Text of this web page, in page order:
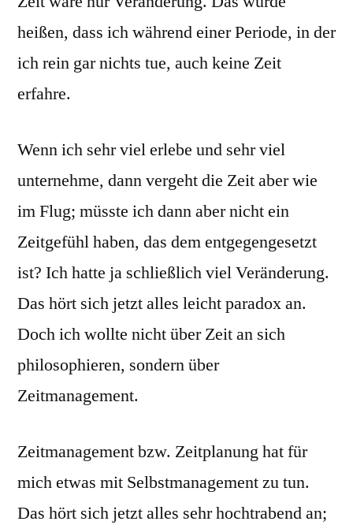
heißen, dass ich während einer Periode, in der
ich rein gar nichts tue, auch keine Zeit
erfahre.
Wenn ich sehr viel erlebe und sehr viel
unternehme, dann vergeht die Zeit aber wie
im Flug; müsste ich dann aber nicht ein
Zeitgefühl haben, das dem entgegengesetzt
ist? Ich hatte ja schließlich viel Veränderung.
Das hört sich jetzt alles leicht paradox an.
Doch ich wollte nicht über Zeit an sich
philosophieren, sondern über
Zeitmanagement.
Zeitmanagement bzw. Zeitplanung hat für
mich etwas mit Selbstmanagement zu tun.
Das hört sich jetzt alles sehr hochtrabend an;